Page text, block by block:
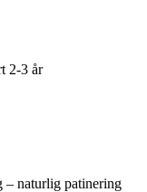
2-3 år
– naturlig patinering